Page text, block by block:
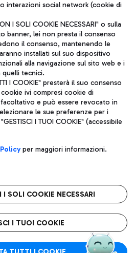
per raggiungere l'aeroporto
pensieri con il servizio di taxi a
una pausa gustosa in aeroporto
soggetta a direzione e
Imprese di Roma 13032990155 P.
int. vers.
Racchetti 1 - 00054 Fiumicino (RM)
Note legali
Roma FCO
stellato
interazioni social network (cookie di
I SOLI COOKIE NECESSARI" o sulla
banner, lei non presta il consenso
il consenso, mantenendo le
installati sul suo dispositivo
alla navigazione sul sito web e i
quelli tecnici.
I COOKIE" presterà il suo consenso
ivi compresi cookie di
e può essere revocato in
le sue preferenze per i
I TUOI COOKIE" (accessibile
per maggiori informazioni.
I SOLI COOKIE NECESSARI
I TUOI COOKIE